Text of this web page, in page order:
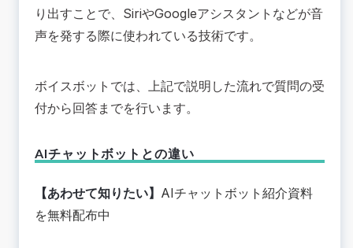
り出すことで、SiriやGoogleアシスタントなどが音
声を発する際に使われている技術です。
ボイスボットでは、上記で説明した流れで質問の受
付から回答までを行います。
AIチャットボットとの違い
【あわせて知りたい】 AIチャットボット紹介資料
を無料配布中